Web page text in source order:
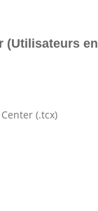
(Utilisateurs
(.tcx)